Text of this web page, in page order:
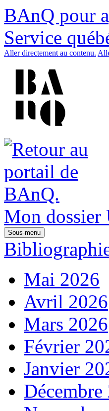
BAnQ pour
Service
Aller directement au contenu.
Mon dossier
Sous-menu
Mai 2026
Avril 2026
Mars 2026
Février
Janvier
Décembre